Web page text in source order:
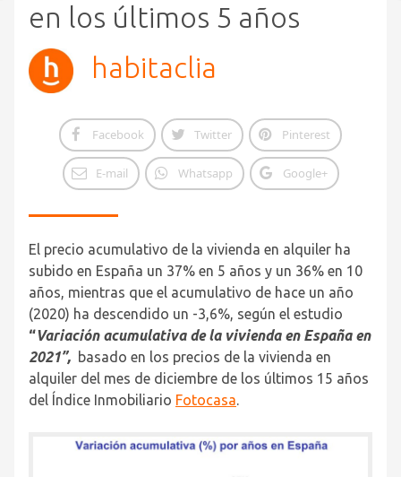
en los últimos 5 años
habitaclia
Facebook Twitter Pinterest
E-mail Whatsapp Google+
El precio acumulativo de la vivienda en alquiler ha
subido en España un 37% en 5 años y un 36% en 10
años, mientras que el acumulativo de hace un año
(2020) ha descendido un -3,6%, según el estudio
“Variación acumulativa de la vivienda en España en
2021”, basado en los precios de la vivienda en
alquiler del mes de diciembre de los últimos 15 años
del Índice Inmobiliario Fotocasa.